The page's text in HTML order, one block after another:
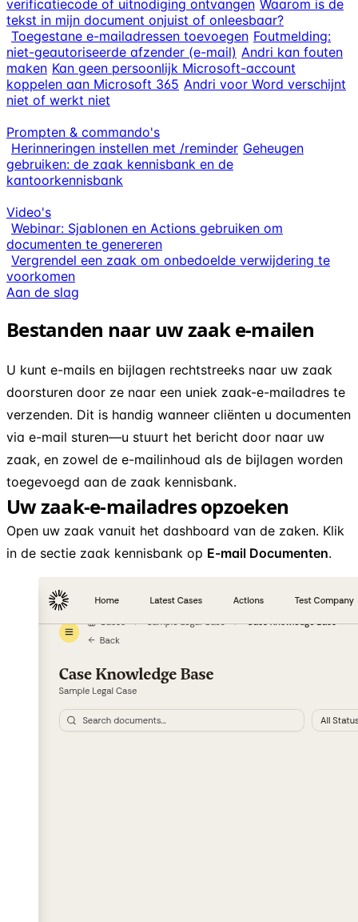
verificatiecode of uitnodiging ontvangen Waarom is de
tekst in mijn document onjuist of onleesbaar?
Toegestane e-mailadressen toevoegen Foutmelding:
niet-geautoriseerde afzender (e-mail) Andri kan fouten
maken Kan geen persoonlijk Microsoft-account
koppelen aan Microsoft 365 Andri voor Word verschijnt
niet of werkt niet
Prompten & commando's
Herinneringen instellen met /reminder Geheugen
gebruiken: de zaak kennisbank en de
kantoorkennisbank
Video's
Webinar: Sjablonen en Actions gebruiken om
documenten te genereren
Vergrendel een zaak om onbedoelde verwijdering te
voorkomen
Aan de slag
Bestanden naar uw zaak e-mailen
U kunt e-mails en bijlagen rechtstreeks naar uw zaak
doorsturen door ze naar een uniek zaak-e-mailadres te
verzenden. Dit is handig wanneer cliënten u documenten
via e-mail sturen—u stuurt het bericht door naar uw
zaak, en zowel de e-mailinhoud als de bijlagen worden
toegevoegd aan de zaak kennisbank.
Uw zaak-e-mailadres opzoeken
Open uw zaak vanuit het dashboard van de zaken. Klik
in de sectie zaak kennisbank op E-mail Documenten.